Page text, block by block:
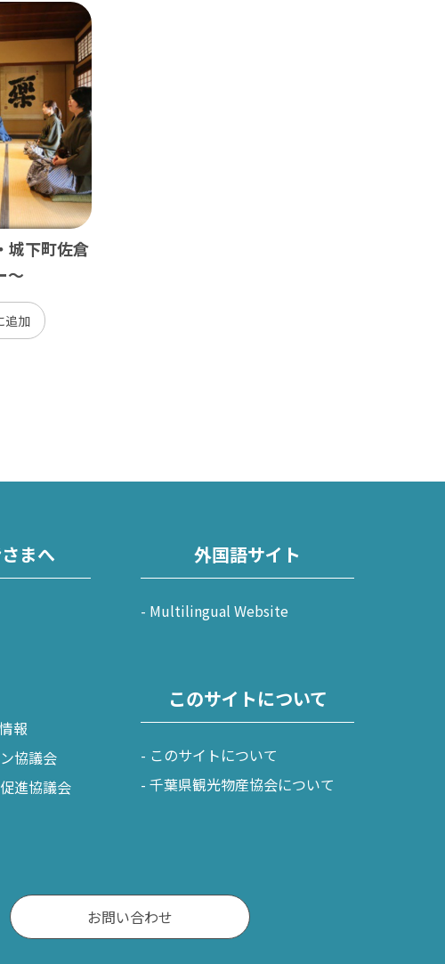
城下町佐倉
～
まへ
報
協議会
進協議会
外国語サイト
Multilingual Website
このサイトについて
このサイトについて
千葉県観光物産協会について
お問い合わせ